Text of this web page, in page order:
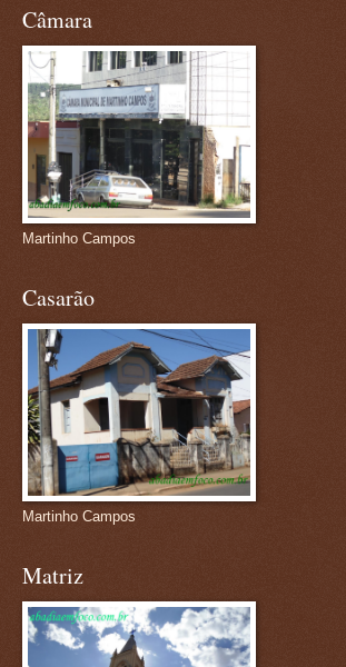
Câmara
Martinho Campos
Casarão
Martinho Campos
Matriz